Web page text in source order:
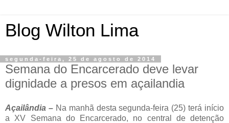
Blog Wilton Lima
segunda-feira, 25 de agosto de 2014
Semana do Encarcerado deve levar
dignidade a presos em açailandia
Açailândia – Na manhã desta segunda-feira (25) terá início
a XV Semana do Encarcerado, no central de detenção